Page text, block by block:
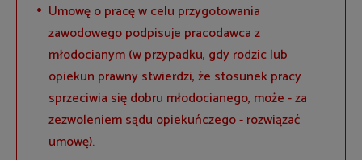
Umowę o pracę w celu przygotowania
zawodowego podpisuje pracodawca z
młodocianym (w przypadku, gdy rodzic lub
opiekun prawny stwierdzi, że stosunek pracy
sprzeciwia się dobru młodocianego, może - za
zezwoleniem sądu opiekuńczego - rozwiązać
umowę).